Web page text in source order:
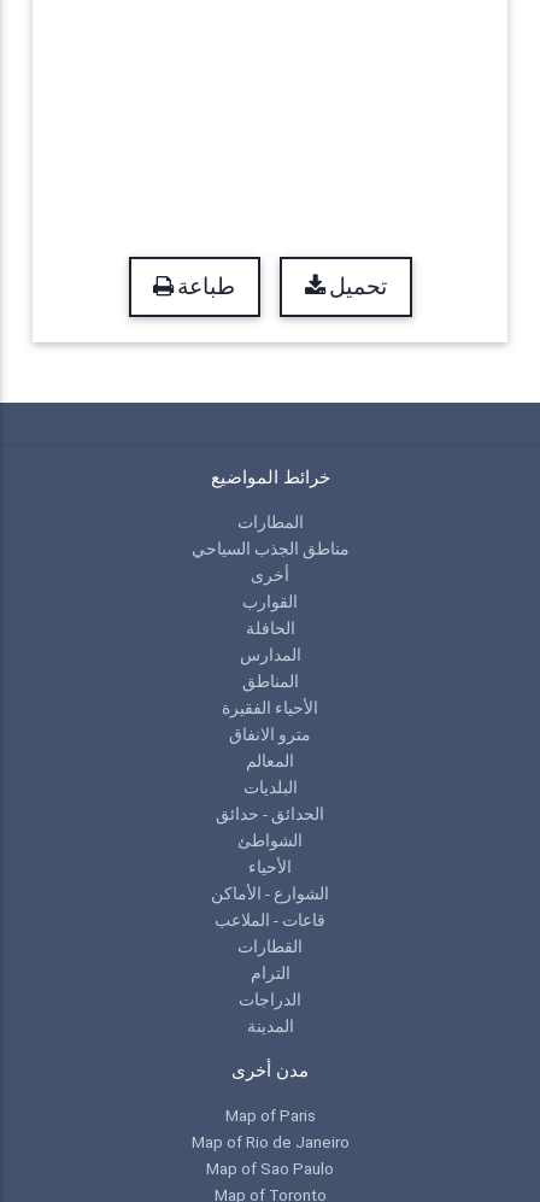
طباعة تحميل
خرائط المواضيع
المطارات
مناطق الجذب السياحي
أخرى
القوارب
الحافلة
المدارس
المناطق
الأحياء الفقيرة
مترو الانفاق
المعالم
البلديات
الحدائق - حدائق
الشواطئ
الأحياء
الشوارع - الأماكن
قاعات - الملاعب
القطارات
الترام
الدراجات
المدينة
مدن أخرى
Map of Paris
Map of Rio de Janeiro
Map of Sao Paulo
Map of Toronto